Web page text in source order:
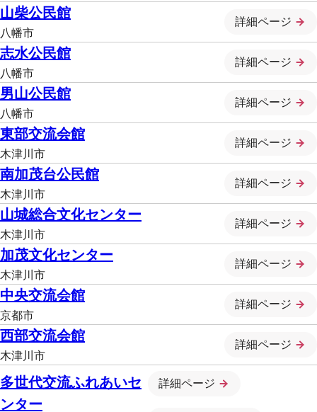
山柴公民館
八幡市
詳細ページ
志水公民館
八幡市
詳細ページ
男山公民館
八幡市
詳細ページ
東部交流会館
木津川市
詳細ページ
南加茂台公民館
木津川市
詳細ページ
山城総合文化センター
木津川市
詳細ページ
加茂文化センター
木津川市
詳細ページ
中央交流会館
京都市
詳細ページ
西部交流会館
木津川市
詳細ページ
多世代交流ふれあいセ
ンター
詳細ページ